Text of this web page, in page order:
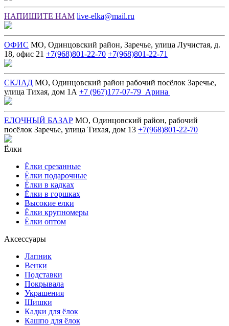
НАПИШИТЕ НАМ live-elka@mail.ru
ОФИС МО, Одинцовский район, Заречье, улица Лучистая, д.
18, офис 21 +7(968)801-22-70 +7(968)801-22-71
СКЛАД МО, Одинцовский район рабочий посёлок Заречье,
улица Тихая, дом 1А +7 (967)177-07-79 Арина
ЕЛОЧНЫЙ БАЗАР МО, Одинцовский район, рабочий
посёлок Заречье, улица Тихая, дом 13 +7(968)801-22-70
Ёлки
Ёлки срезанные
Ёлки подарочные
Ёлки в кадках
Ёлки в горшках
Высокие елки
Ёлки крупномеры
Ёлки оптом
Аксессуары
Лапник
Венки
Подставки
Покрывала
Украшения
Шишки
Кадки для ёлок
Кашпо для ёлок